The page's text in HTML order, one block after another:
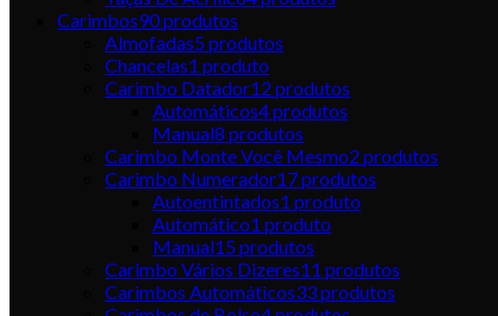
Carimbos90produtos
Almofadas5produtos
Chancelas1 produto
Carimbo Datador12 produtos
Automáticos4produtos
Manual8 produtos
Carimbo Monte Você Mesmo2 produtos
Carimbo Numerador17produtos
Autoentintados1 produto
Automático1 produto
Manual15produtos
Carimbo Vários Dizeres11 produtos
Carimbos Automáticos33produtos